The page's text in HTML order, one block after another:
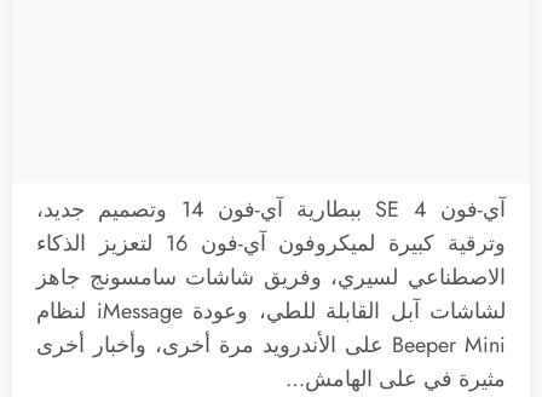
آي-فون SE 4 ببطارية آي-فون 14 وتصميم جديد،
وترقية كبيرة لميكروفون آي-فون 16 لتعزيز الذكاء
الاصطناعي لسيري، وفريق شاشات سامسونج جاهز
لشاشات آبل القابلة للطي، وعودة iMessage لنظام
Beeper Mini على الأندرويد مرة أخرى، وأخبار أخرى
مثيرة في على الهامش…